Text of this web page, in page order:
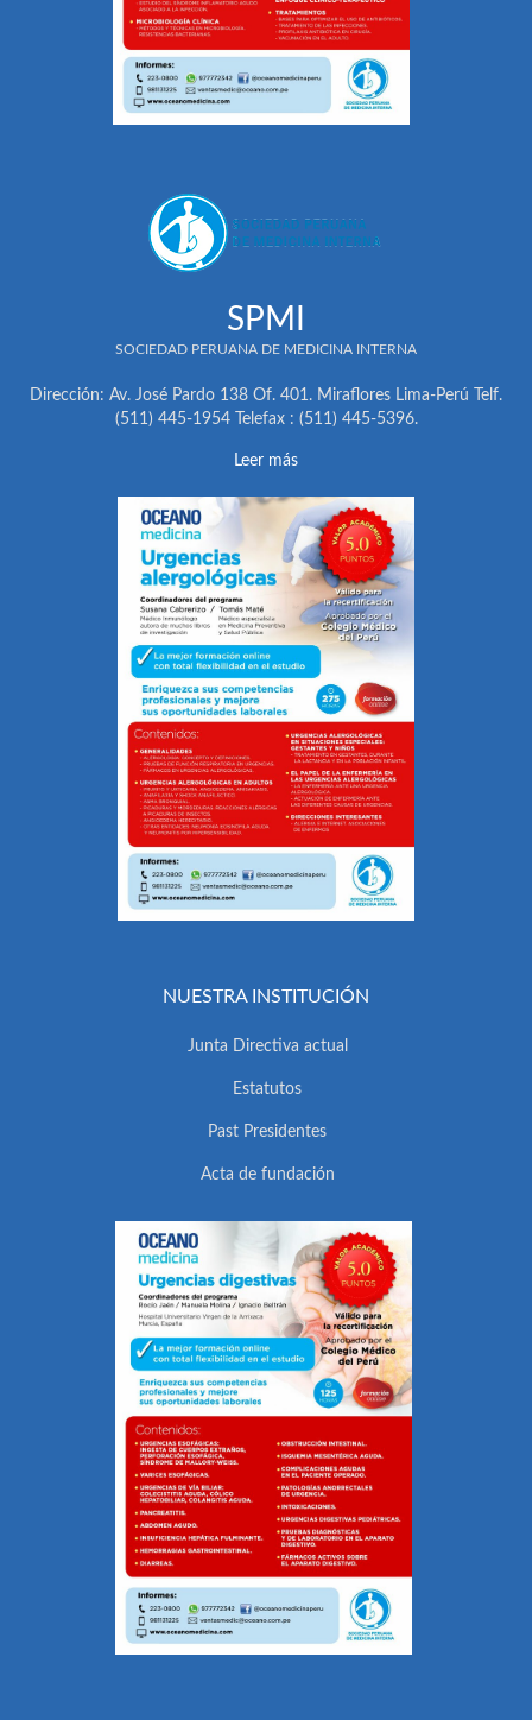
SPMI
SOCIEDAD PERUANA DE MEDICINA INTERNA
Dirección: Av. José Pardo 138 Of. 401. Miraflores Lima-Perú Telf.
(511) 445-1954 Telefax : (511) 445-5396.
Leer más
NUESTRA INSTITUCIÓN
Junta Directiva actual
Estatutos
Past Presidentes
Acta de fundación